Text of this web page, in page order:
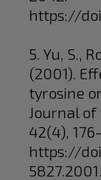
https://
5. Yu, S.,
(2001).
tyrosine
Journal of
42(4),
https://